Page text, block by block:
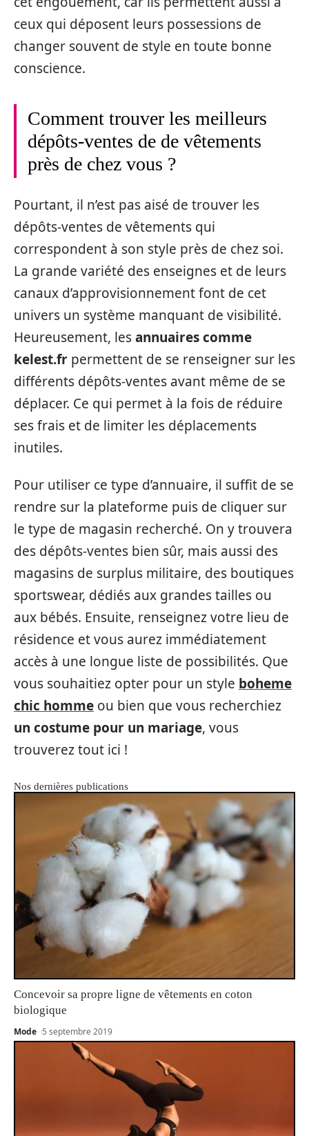
ceux qui déposent leurs possessions de
changer souvent de style en toute bonne
conscience.
Comment trouver les meilleurs
dépôts-ventes de de vêtements
près de chez vous ?
Pourtant, il n’est pas aisé de trouver les
dépôts-ventes de vêtements qui
correspondent à son style près de chez soi.
La grande variété des enseignes et de leurs
canaux d’approvisionnement font de cet
univers un système manquant de visibilité.
Heureusement, lesannuaires comme
kelest.fr permettent de se renseigner sur les
différents dépôts-ventes avant même de se
déplacer. Ce qui permet à la fois de réduire
ses frais et de limiter les déplacements
inutiles.
Pour utiliser ce type d’annuaire, il suffit de se
rendre sur la plateforme puis de cliquer sur
le type de magasin recherché. On y trouvera
des dépôts-ventes bien sûr, mais aussi des
magasins de surplus militaire, des boutiques
sportswear, dédiés aux grandes tailles ou
aux bébés. Ensuite, renseignez votre lieu de
résidence et vous aurez immédiatement
accès à une longue liste de possibilités. Que
vous souhaitiez opter pour un style boheme
chic homme ou bien que vous recherchiez
un costume pour un mariage, vous
trouverez tout ici !
Nos dernières publications
Concevoir sa propre ligne de vêtements en coton
biologique
Mode 5 septembre 2019